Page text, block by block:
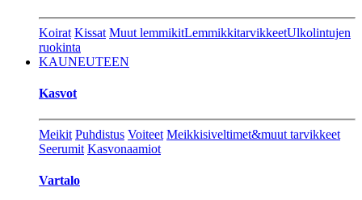
Koirat Kissat Muut lemmikitLemmikkitarvikkeetUlkolintujen
ruokinta
KAUNEUTEEN
Kasvot
Meikit Puhdistus Voiteet Meikkisiveltimet&muut tarvikkeet
Seerumit Kasvonaamiot
Vartalo